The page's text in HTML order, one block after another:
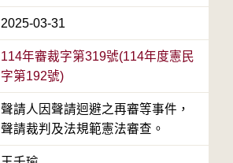
2025-03-31
114年審裁字第319號(114年度憲民
字第192號)
聲請人因聲請迴避之再審等事件，
聲請裁判及法規範憲法審查。